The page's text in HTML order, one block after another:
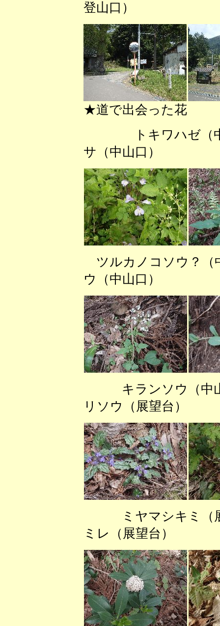
登山口） （中
★道で出会った花
トキワハゼ
サ（中山口）
ツルカノコソウ
ウ（中山口） ミ
キランソウ（
リソウ（展望台）
ミヤマシキミ
ミレ（展望台